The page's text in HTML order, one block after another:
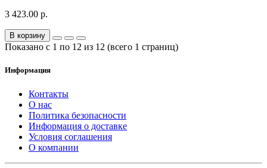
3 423.00 р.
В корзину
Показано с 1 по 12 из 12 (всего 1 страниц)
Информация
Контакты
О нас
Политика безопасности
Информация о доставке
Условия соглашения
О компании